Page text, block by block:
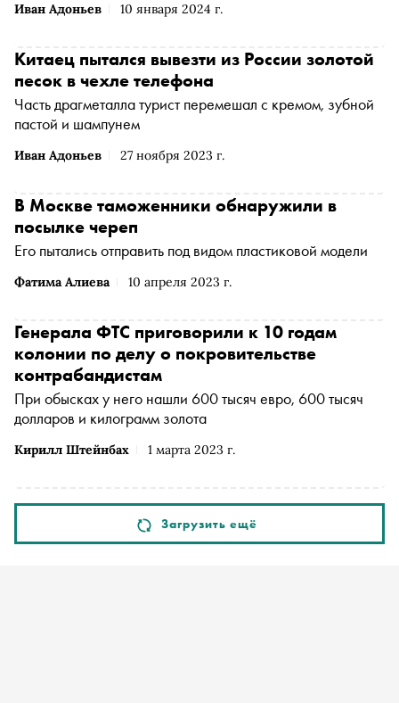
Иван Адоньев 10 января 2024 г.
Иван Адоньев 27 ноября 2023 г.
Китаец пытался вывезти из России золотой
песок в чехле телефона
Часть драгметалла турист перемешал с кремом, зубной
пастой и шампунем
Фатима Алиева 10 апреля 2023 г.
В Москве таможенники обнаружили в
посылке череп
Его пытались отправить под видом пластиковой модели
Кирилл Штейнбах 1 марта 2023 г.
Генерала ФТС приговорили к 10 годам
колонии по делу о покровительстве
контрабандистам
При обысках у него нашли 600 тысяч евро, 600 тысяч
долларов и килограмм золота
Загрузить ещё